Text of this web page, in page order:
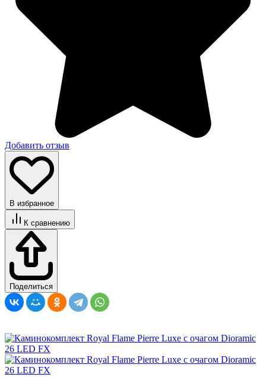
Добавить отзыв
В избранное
К сравнению
Поделиться